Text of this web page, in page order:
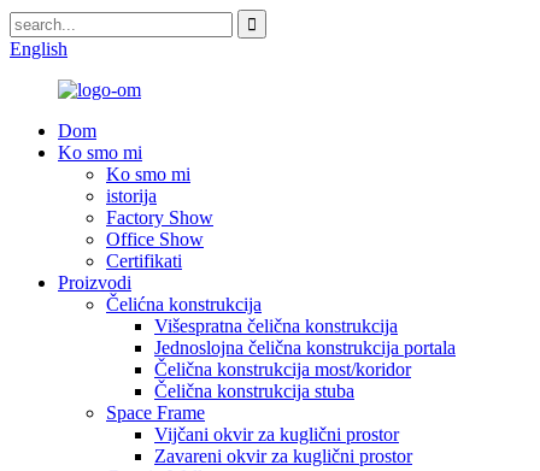
English
Dom
Ko smo mi
Ko smo mi
istorija
Factory Show
Office Show
Certifikati
Proizvodi
Čelićna konstrukcija
Višespratna čelična konstrukcija
Jednoslojna čelična konstrukcija portala
Čelična konstrukcija most/koridor
Čelična konstrukcija stuba
Space Frame
Vijčani okvir za kuglični prostor
Zavareni okvir za kuglični prostor